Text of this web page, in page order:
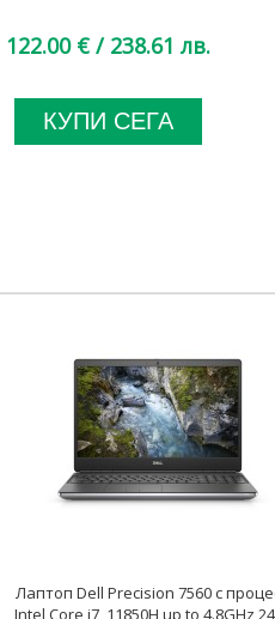
122.00 € / 238.61 лв.
КУПИ СЕГА
Лаптоп Dell Precision 7560 с
Intel Core i7, 11850H up to 4.8GHz